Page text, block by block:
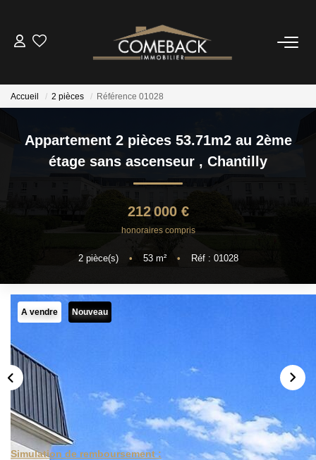
ESTIMER
NOTRE AGENCE
CONTACT
Accueil 2 pièces Référence 01028
Appartement 2 pièces 53.71m2 au 2ème
étage sans ascenseur , Chantilly
212 000 €
honoraires compris
2pièce(s) • 53m² • Réf : 01028
A vendre Nouveau
Simulation de remboursement :